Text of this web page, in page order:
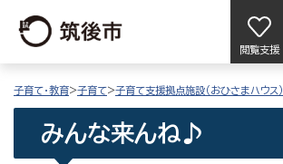
閲覧支援
子育て・教育>子育て>子育て支援拠点施設（おひさまハウス）
みんな来んね♪